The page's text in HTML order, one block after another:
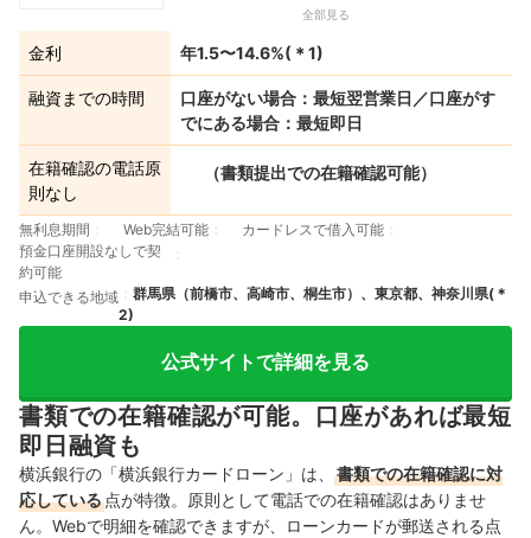
全部見る
金利 年1.5〜14.6%(＊1)
融資までの時間
口座がない場合：最短翌営業日／口座がす
でにある場合：最短即日
在籍確認の電話原
則なし
（書類提出での在籍確認可能）
無利息期間 Web完結可能
カードレスで借入可能
預金口座開設なしで契
約可能
申込できる地域
群馬県（前橋市、高崎市、桐生市）、東京都、神奈川県(＊
2)
公式サイトで詳細を見る
書類での在籍確認が可能。口座があれば最短
即日融資も
横浜銀行の「横浜銀行カードローン」は、
書類での在籍確認に対
応している点が特徴。原則として電話での在籍確認はありませ
ん。Webで明細を確認できますが、ローンカードが郵送される点